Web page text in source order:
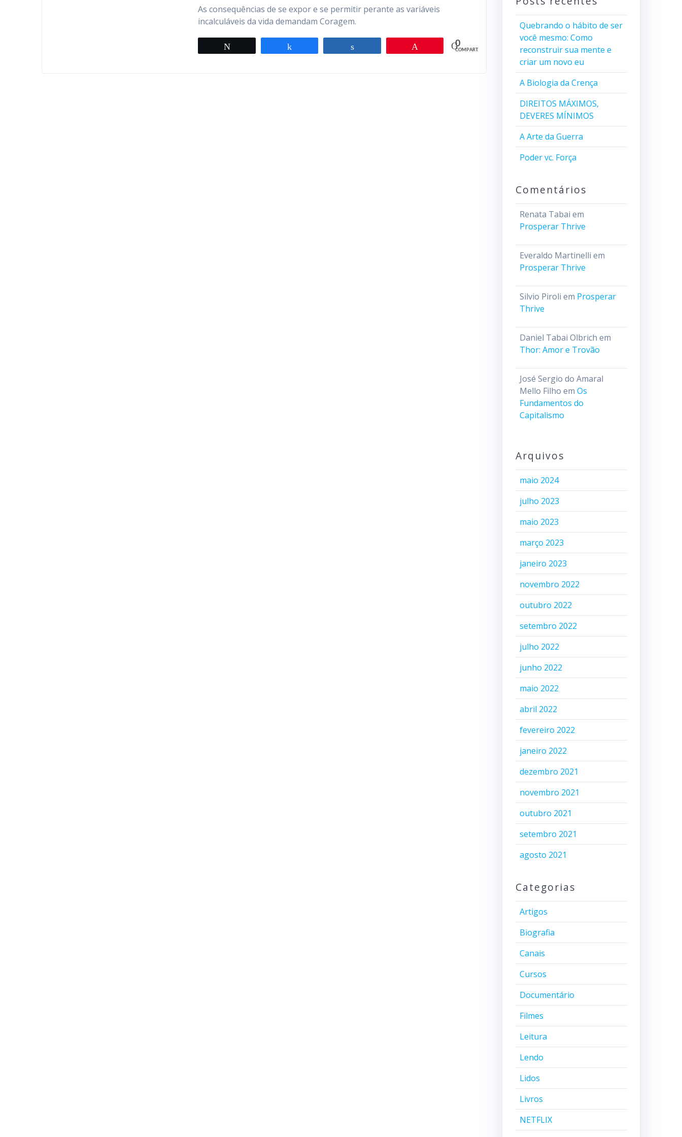
As consequências de se expor e se permitir perante as variáveis
incalculáveis da vida demandam Coragem.
0
COMPART.
Quebrando o hábito de ser
você mesmo: Como
reconstruir sua mente e
criar um novo eu
A Biologia da Crença
DIREITOS MÁXIMOS,
DEVERES MÍNIMOS
A Arte da Guerra
Poder vc. Força
Comentários
Renata Tabai em
Prosperar Thrive
Everaldo Martinelli em
Prosperar Thrive
Silvio Piroli em Prosperar
Thrive
Daniel Tabai Olbrich em
Thor: Amor e Trovão
José Sergio do Amaral
Mello Filho em Os
Fundamentos do
Capitalismo
Arquivos
maio 2024
julho 2023
maio 2023
março 2023
janeiro 2023
novembro 2022
outubro 2022
setembro 2022
julho 2022
junho 2022
maio 2022
abril 2022
fevereiro 2022
janeiro 2022
dezembro 2021
novembro 2021
outubro 2021
setembro 2021
agosto 2021
Categorias
Artigos
Biografia
Canais
Cursos
Documentário
Filmes
Leitura
Lendo
Lidos
Livros
NETFLIX